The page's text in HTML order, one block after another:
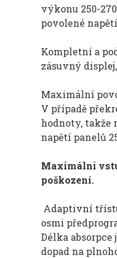
výkonu 250-
povolené
Kompletní a
zásuvný
Maximální
V případě
hodnoty, takže
napětí panelů
Maximální
poškození.
Adaptivní
osmi
Délka
dopad na